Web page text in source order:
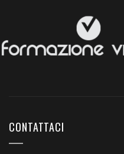
CONTATTACI